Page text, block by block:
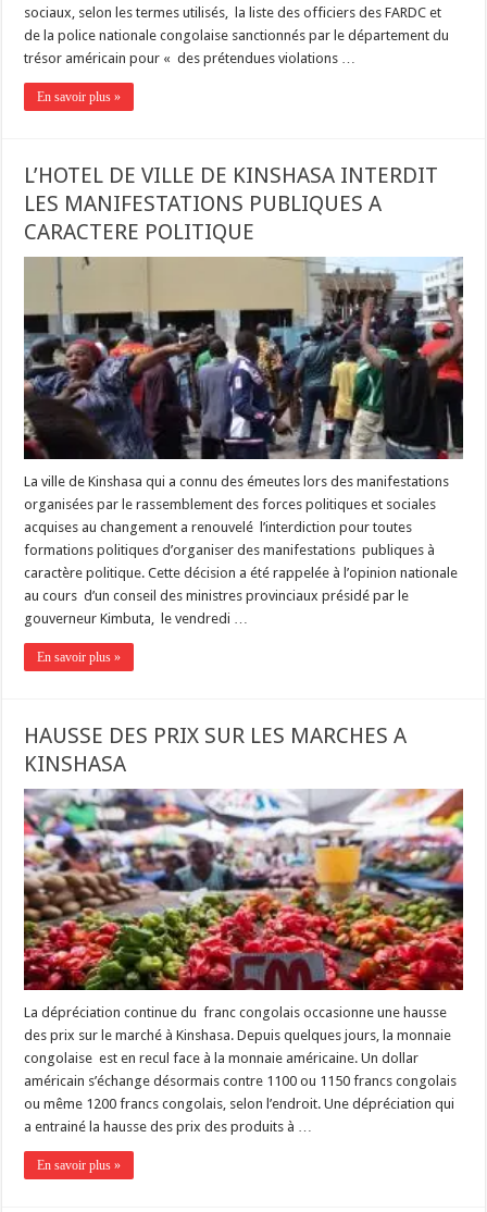
sociaux, selon les termes utilisés, la liste des officiers des FARDC et
de la police nationale congolaise sanctionnés par le département du
trésor américain pour « des prétendues violations …
En savoir plus »
L’HOTEL DE VILLE DE KINSHASA INTERDIT
LES MANIFESTATIONS PUBLIQUES A
CARACTERE POLITIQUE
La ville de Kinshasa qui a connu des émeutes lors des manifestations
organisées par le rassemblement des forces politiques et sociales
acquises au changement a renouvelé l’interdiction pour toutes
formations politiques d’organiser des manifestations publiques à
caractère politique. Cette décision a été rappelée à l’opinion nationale
au cours d’un conseil des ministres provinciaux présidé par le
gouverneur Kimbuta, le vendredi …
En savoir plus »
HAUSSE DES PRIX SUR LES MARCHES A
KINSHASA
La dépréciation continue du franc congolais occasionne une hausse
des prix sur le marché à Kinshasa. Depuis quelques jours, la monnaie
congolaise est en recul face à la monnaie américaine. Un dollar
américain s’échange désormais contre 1100 ou 1150 francs congolais
ou même 1200 francs congolais, selon l’endroit. Une dépréciation qui
a entrainé la hausse des prix des produits à …
En savoir plus »